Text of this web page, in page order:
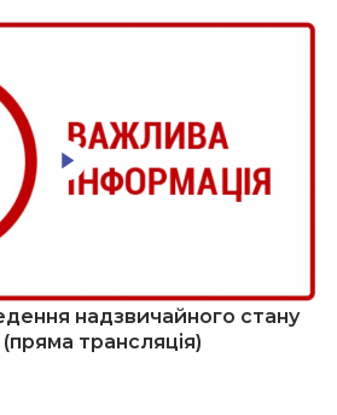
надзвичайного стану
трансляція)